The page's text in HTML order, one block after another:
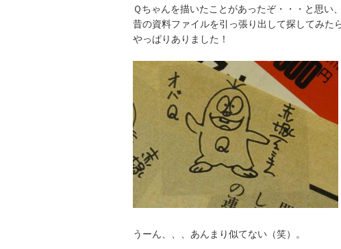
Ｑちゃんを描いたことがあったぞ・・・と思い、
昔の資料ファイルを引っ張り出して探してみたら
やっぱりありました！
うーん、、、あんまり似てない（笑）。